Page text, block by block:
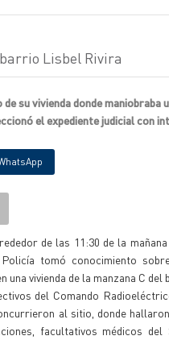
Lisbel Rivira
su vivienda donde
el expediente judicial con
de las 11:30 de la
tomó conocimiento
una vivienda de la manzana C
del Comando
al sitio, donde
facultativos médicos